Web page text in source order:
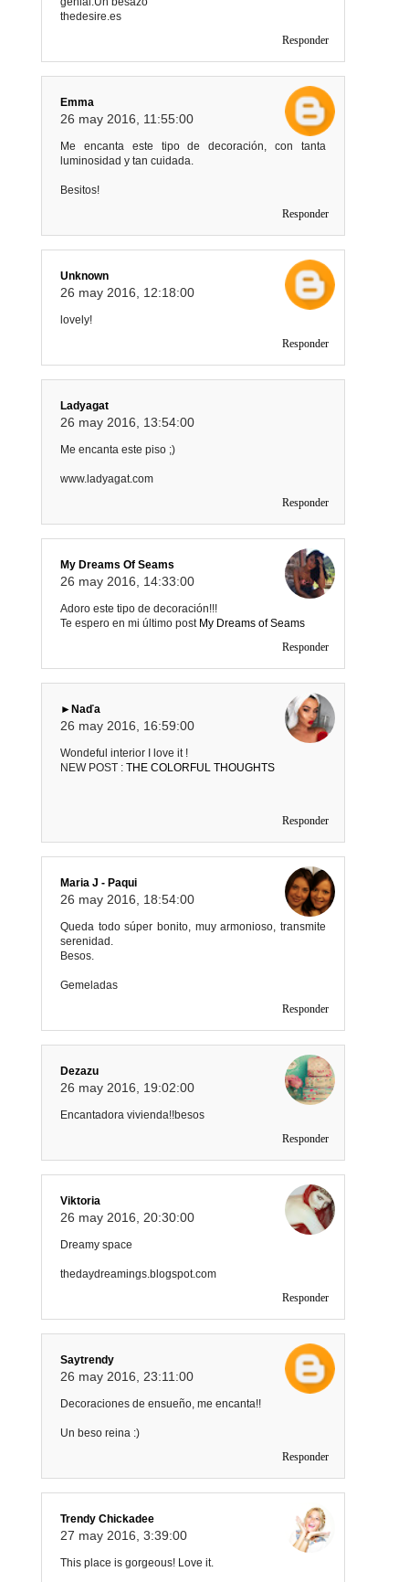
thedesire.es
Responder
Emma
26 may 2016, 11:55:00
Me encanta este tipo de decoración, con tanta
luminosidad y tan cuidada.
Besitos!
Responder
Unknown
26 may 2016, 12:18:00
lovely!
Responder
Ladyagat
26 may 2016, 13:54:00
Me encanta este piso ;)
www.ladyagat.com
Responder
My Dreams Of Seams
26 may 2016, 14:33:00
Adoro este tipo de decoración!!!
Te espero en mi último post My Dreams of Seams
Responder
►Naďa
26 may 2016, 16:59:00
Wondeful interior I love it !
NEW POST : THE COLORFUL THOUGHTS
Responder
Maria J - Paqui
26 may 2016, 18:54:00
Queda todo súper bonito, muy armonioso, transmite
serenidad.
Besos.
Gemeladas
Responder
Dezazu
26 may 2016, 19:02:00
Encantadora vivienda!!besos
Responder
Viktoria
26 may 2016, 20:30:00
Dreamy space
thedaydreamings.blogspot.com
Responder
Saytrendy
26 may 2016, 23:11:00
Decoraciones de ensueño, me encanta!!
Un beso reina :)
Responder
Trendy Chickadee
27 may 2016, 3:39:00
This place is gorgeous! Love it.